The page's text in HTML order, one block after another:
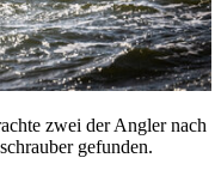
zwei der Angler nach
gefunden.